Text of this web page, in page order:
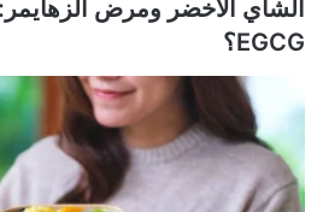
الشاي الأخضر ومرض
EGCG؟